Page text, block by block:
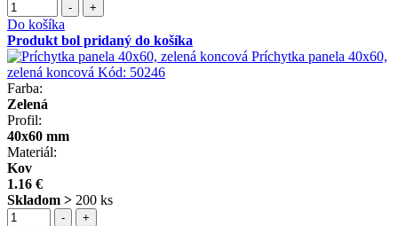
- +
Do košíka
Produkt bol pridaný do košíka
Príchytka panela 40x60,
zelená koncová Kód: 50246
Farba:
Zelená
Profil:
40x60 mm
Materiál:
Kov
1.16 €
Skladom > 200 ks
- +